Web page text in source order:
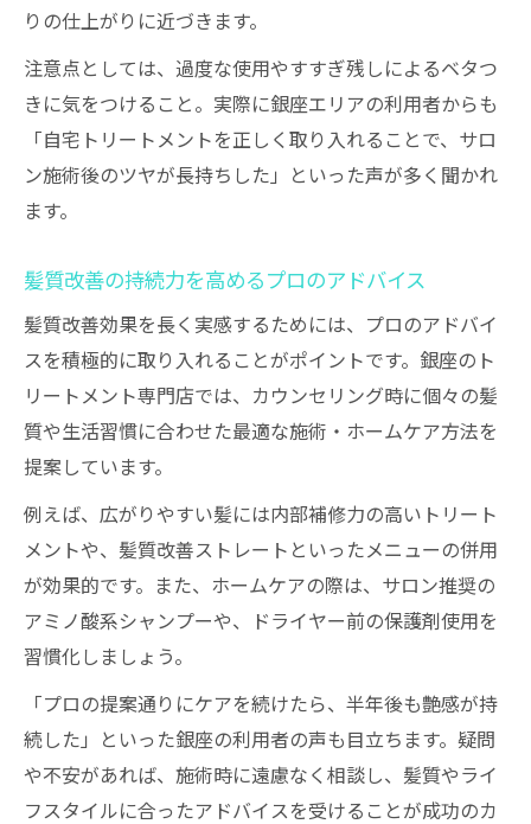
りの仕上がりに近づきます。
注意点としては、過度な使用やすすぎ残しによるベタつ
きに気をつけること。実際に銀座エリアの利用者からも
「自宅トリートメントを正しく取り入れることで、サロ
ン施術後のツヤが長持ちした」といった声が多く聞かれ
ます。
髪質改善の持続力を高めるプロのアドバイス
髪質改善効果を長く実感するためには、プロのアドバイ
スを積極的に取り入れることがポイントです。銀座のト
リートメント専門店では、カウンセリング時に個々の髪
質や生活習慣に合わせた最適な施術・ホームケア方法を
提案しています。
例えば、広がりやすい髪には内部補修力の高いトリート
メントや、髪質改善ストレートといったメニューの併用
が効果的です。また、ホームケアの際は、サロン推奨の
アミノ酸系シャンプーや、ドライヤー前の保護剤使用を
習慣化しましょう。
「プロの提案通りにケアを続けたら、半年後も艶感が持
続した」といった銀座の利用者の声も目立ちます。疑問
や不安があれば、施術時に遠慮なく相談し、髪質やライ
フスタイルに合ったアドバイスを受けることが成功のカ